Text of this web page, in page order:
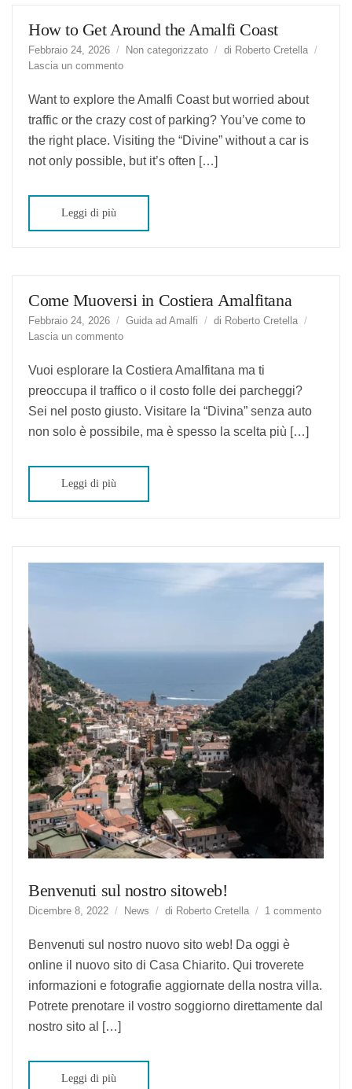
How to Get Around the Amalfi Coast
Febbraio 24, 2026 Non categorizzato di Roberto Cretella
Lascia un commentosuHow
Get
the
Amalfi
Coast
Want to explore the Amalfi Coast but worried about
traffic or the crazy cost of parking? You’ve come to
the right place. Visiting the “Divine” without a car is
not only possible, but it’s often […]
Leggi di più
Come Muoversi in Costiera Amalfitana
Febbraio 24, 2026 Guida ad Amalfi di Roberto Cretella
Lascia un commentosuCome
in
Amalfitana
Vuoi esplorare la Costiera Amalfitana ma ti
preoccupa il traffico o il costo folle dei parcheggi?
Sei nel posto giusto. Visitare la “Divina” senza auto
non solo è possibile, ma è spesso la scelta più […]
Leggi di più
Benvenuti sul nostro sitoweb!
Dicembre 8, 2022 News di Roberto Cretella 1 commentosu
Benvenuti sul nostro nuovo sito web! Da oggi è
online il nuovo sito di Casa Chiarito. Qui troverete
informazioni e fotografie aggiornate della nostra villa.
Potrete prenotare il vostro soggiorno direttamente dal
nostro sito al […]
Leggi di più